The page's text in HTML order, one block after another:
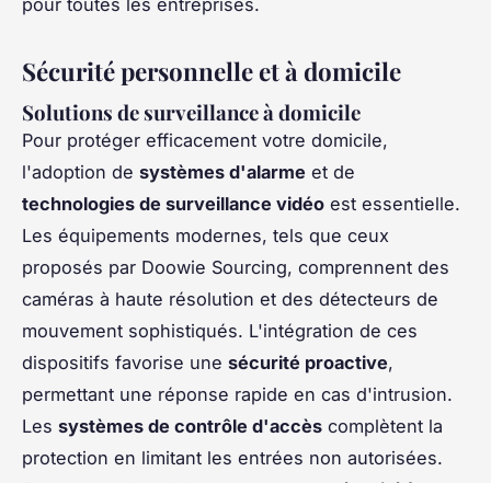
Sécurité personnelle et à domicile
Solutions de surveillance à domicile
Pour protéger efficacement votre domicile,
l'adoption de systèmes d'alarme et de
technologies de surveillance vidéo est essentielle.
Les équipements modernes, tels que ceux
proposés par Doowie Sourcing, comprennent des
caméras à haute résolution et des détecteurs de
mouvement sophistiqués. L'intégration de ces
dispositifs favorise une sécurité proactive,
permettant une réponse rapide en cas d'intrusion.
Les systèmes de contrôle d'accès complètent la
protection en limitant les entrées non autorisées.